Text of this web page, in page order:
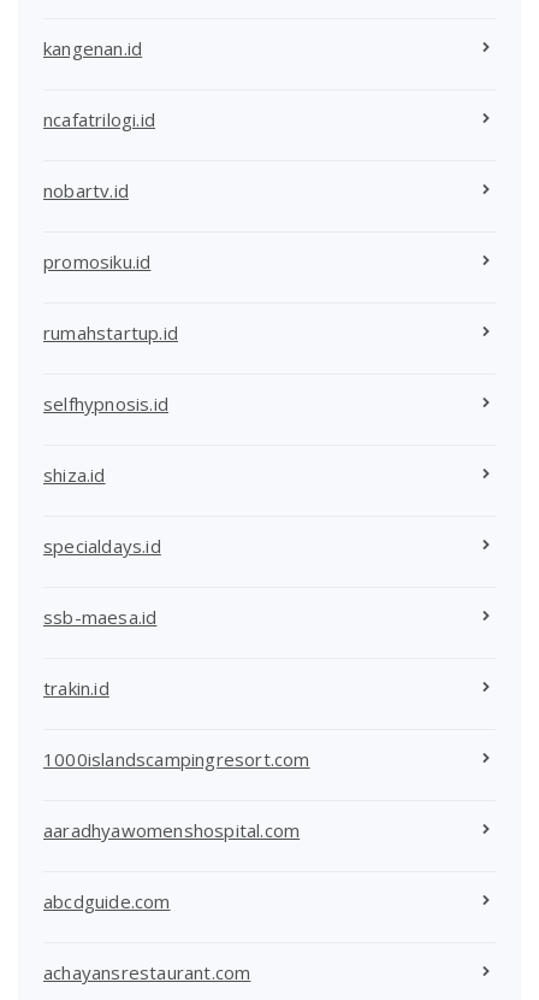
kangenan.id
ncafatrilogi.id
nobartv.id
promosiku.id
rumahstartup.id
selfhypnosis.id
shiza.id
specialdays.id
ssb-maesa.id
trakin.id
1000islandscampingresort.com
aaradhyawomenshospital.com
abcdguide.com
achayansrestaurant.com